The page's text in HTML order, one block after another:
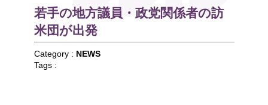
若手の地方議員・政党関係者の訪
米団が出発
Category : NEWS
Tags :